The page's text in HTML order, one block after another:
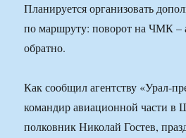
Планируется организовать
по маршруту: поворот на ЧМК –
обратно.
Как сообщил агентству «Урал-
командир авиационной части в
полковник Николай Гостев,